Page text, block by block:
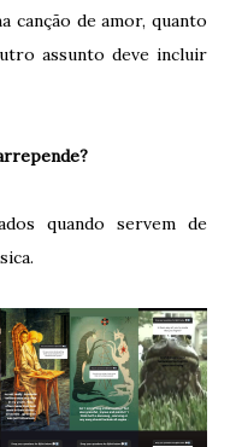
canção de amor, quanto
assunto deve incluir
quando servem de